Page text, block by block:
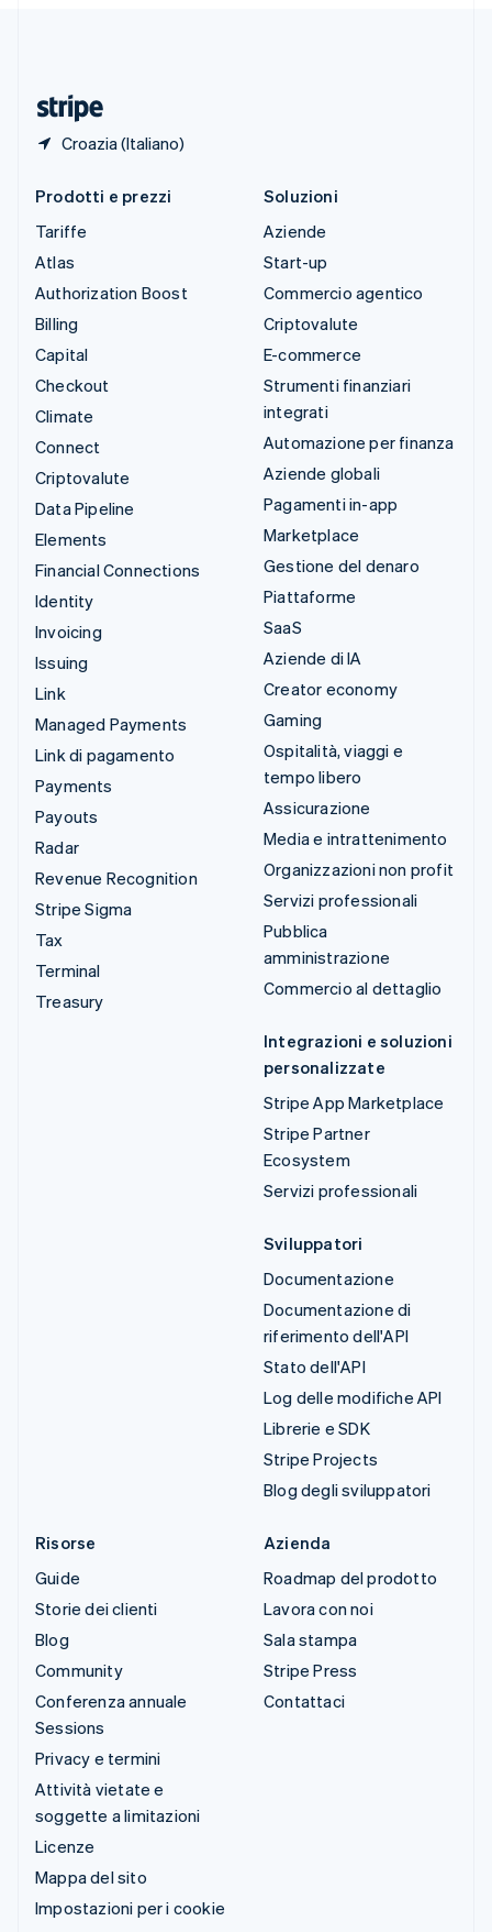
Croazia (Italiano)
Prodotti e prezzi
Tariffe
Atlas
Authorization Boost
Billing
Capital
Checkout
Climate
Connect
Criptovalute
Data Pipeline
Elements
Financial Connections
Identity
Invoicing
Issuing
Link
Managed Payments
Link di pagamento
Payments
Payouts
Radar
Revenue Recognition
Stripe Sigma
Tax
Terminal
Treasury
Soluzioni
Aziende
Start-up
Commercio agentico
Criptovalute
E-commerce
Strumenti finanziari
integrati
Automazione per finanza
Aziende globali
Pagamenti in-app
Marketplace
Gestione del denaro
Piattaforme
SaaS
Aziende di IA
Creator economy
Gaming
Ospitalità, viaggi e
tempo libero
Assicurazione
Media e intrattenimento
Organizzazioni non profit
Servizi professionali
Pubblica
amministrazione
Commercio al dettaglio
Integrazioni e soluzioni
personalizzate
Stripe App Marketplace
Stripe Partner
Ecosystem
Servizi professionali
Sviluppatori
Documentazione
Documentazione di
riferimento dell'API
Stato dell'API
Log delle modifiche API
Librerie e SDK
Stripe Projects
Blog degli sviluppatori
Risorse
Guide
Storie dei clienti
Blog
Community
Conferenza annuale
Sessions
Privacy e termini
Attività vietate e
soggette a limitazioni
Licenze
Mappa del sito
Impostazioni per i cookie
Azienda
Roadmap del prodotto
Lavora con noi
Sala stampa
Stripe Press
Contattaci